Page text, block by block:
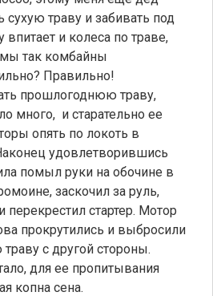
сухую траву и забивать под
и колеса по траве,
мы так комбайны
Правильно!
прошлогоднюю траву,
много, и старательно ее
опять по локоть в
удовлетворившись
помыл руки на обочине в
заскочил за руль,
перекрестил стартер. Мотор
прокрутились и выбросили
с другой стороны.
для ее пропитывания
копна сена.